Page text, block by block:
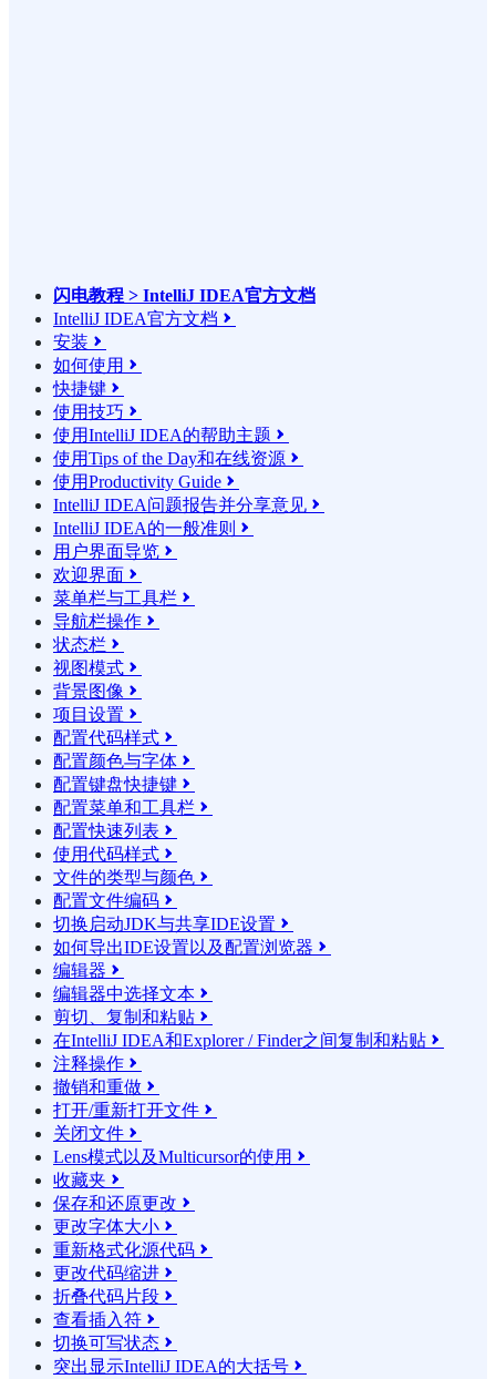
闪电教程 > IntelliJ IDEA官方文档
IntelliJ IDEA官方文档 
安装 
如何使用 
快捷键 
使用技巧 
使用IntelliJ IDEA的帮助主题 
使用Tips of the Day和在线资源 
使用Productivity Guide 
IntelliJ IDEA问题报告并分享意见 
IntelliJ IDEA的一般准则 
用户界面导览 
欢迎界面 
菜单栏与工具栏 
导航栏操作 
状态栏 
视图模式 
背景图像 
项目设置 
配置代码样式 
配置颜色与字体 
配置键盘快捷键 
配置菜单和工具栏 
配置快速列表 
使用代码样式 
文件的类型与颜色 
配置文件编码 
切换启动JDK与共享IDE设置 
如何导出IDE设置以及配置浏览器 
编辑器 
编辑器中选择文本 
剪切、复制和粘贴 
在IntelliJ IDEA和Explorer / Finder之间复制和粘贴 
注释操作 
撤销和重做 
打开/重新打开文件 
关闭文件 
Lens模式以及Multicursor的使用 
收藏夹 
保存和还原更改 
更改字体大小 
重新格式化源代码 
更改代码缩进 
折叠代码片段 
查看插入符 
切换可写状态 
突出显示IntelliJ IDEA的大括号 